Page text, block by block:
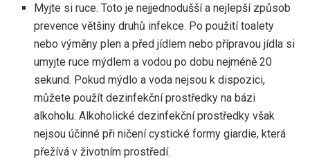
Myjte si ruce. Toto je nejjednodušší a nejlepší způsob
prevence většiny druhů infekce. Po použití toalety
nebo výměny plen a před jídlem nebo přípravou jídla si
umyjte ruce mýdlem a vodou po dobu nejméně 20
sekund. Pokud mýdlo a voda nejsou k dispozici,
můžete použít dezinfekční prostředky na bázi
alkoholu. Alkoholické dezinfekční prostředky však
nejsou účinné při ničení cystické formy giardie, která
přežívá v životním prostředí.